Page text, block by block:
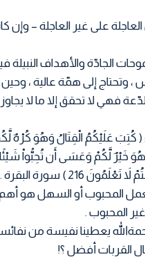
على غير العاجلة – وإن
الجادّة والأهداف النبيلة
وتحتاج إلى همّة عالية ،
فهي لا تحقق إلا ما لا يجاوز
: ( كُتِبَ عَلَيْكُمُ الْقِتَالُ وَهُوَ
خَيْرٌ لَّكُمْ وَعَسَى أَن تُحِبُّواْ
216 ) سورة البقرة .
المحبوب أو السهل هو
المحبوب .
يعطينا نفيسة من
القربات أفضل ؟!